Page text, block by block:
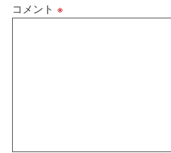
コメント ※